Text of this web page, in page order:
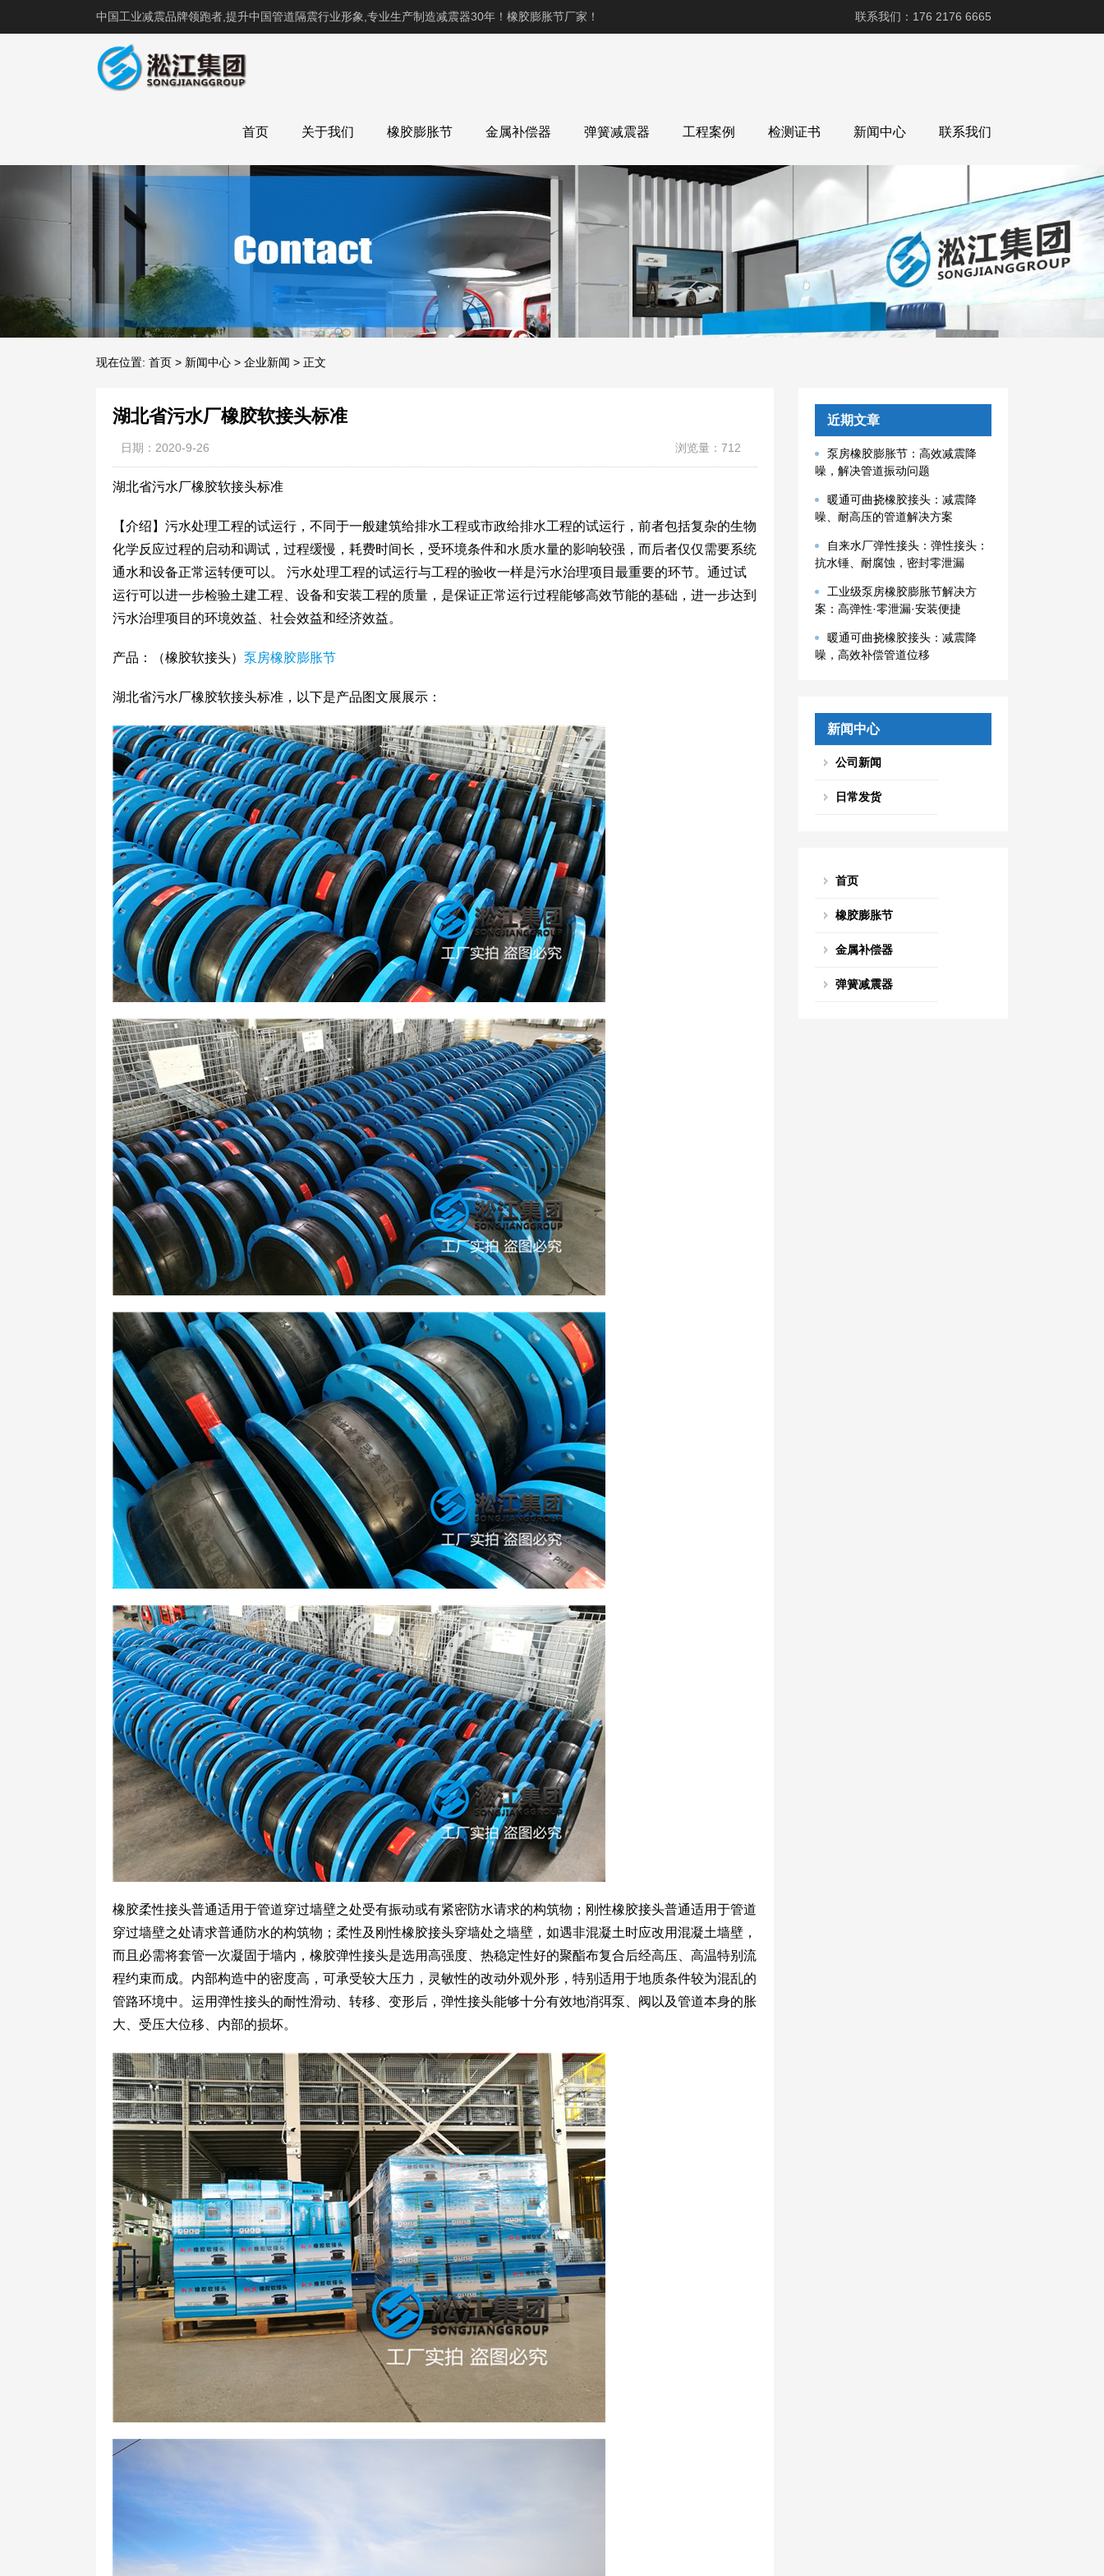
中国工业减震品牌领跑者,提升中国管道隔震行业形象,专业生产制造减震器30年！橡胶膨胀节厂家！ 联系我们：176 2176 6665
首页 关于我们 橡胶膨胀节 金属补偿器 弹簧减震器 工程案例 检测证书 新闻中心 联系我们
现在位置: 首页 > 新闻中心 > 企业新闻 > 正文
湖北省污水厂橡胶软接头标准
日期：2020-9-26 浏览量：712
湖北省污水厂橡胶软接头标准
【介绍】污水处理工程的试运行，不同于一般建筑给排水工程或市政给排水工程的试运行，前者包括复杂的生物
化学反应过程的启动和调试，过程缓慢，耗费时间长，受环境条件和水质水量的影响较强，而后者仅仅需要系统
通水和设备正常运转便可以。 污水处理工程的试运行与工程的验收一样是污水治理项目最重要的环节。通过试
运行可以进一步检验土建工程、设备和安装工程的质量，是保证正常运行过程能够高效节能的基础，进一步达到
污水治理项目的环境效益、社会效益和经济效益。
产品：（橡胶软接头） 泵房橡胶膨胀节
湖北省污水厂橡胶软接头标准，以下是产品图文展展示：
橡胶柔性接头普通适用于管道穿过墙壁之处受有振动或有紧密防水请求的构筑物；刚性橡胶接头普通适用于管道
穿过墙壁之处请求普通防水的构筑物；柔性及刚性橡胶接头穿墙处之墙壁，如遇非混凝土时应改用混凝土墙壁，
而且必需将套管一次凝固于墙内，橡胶弹性接头是选用高强度、热稳定性好的聚酯布复合后经高压、高温特别流
程约束而成。内部构造中的密度高，可承受较大压力，灵敏性的改动外观外形，特别适用于地质条件较为混乱的
管路环境中。运用弹性接头的耐性滑动、转移、变形后，弹性接头能够十分有效地消弭泵、阀以及管道本身的胀
大、受压大位移、内部的损坏。
近期文章
泵房橡胶膨胀节：高效减震降
噪，解决管道振动问题
暖通可曲挠橡胶接头：减震降
噪、耐高压的管道解决方案
自来水厂弹性接头：弹性接头：
抗水锤、耐腐蚀，密封零泄漏
工业级泵房橡胶膨胀节解决方
案：高弹性·零泄漏·安装便捷
暖通可曲挠橡胶接头：减震降
噪，高效补偿管道位移
新闻中心
公司新闻
日常发货
首页
橡胶膨胀节
金属补偿器
弹簧减震器